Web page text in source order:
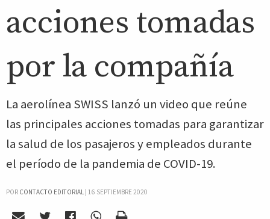
acciones tomadas
por la compañía
La aerolínea SWISS lanzó un video que reúne
las principales acciones tomadas para garantizar
la salud de los pasajeros y empleados durante
el período de la pandemia de COVID-19.
POR CONTACTO EDITORIAL| 16 SEPTIEMBRE 2020